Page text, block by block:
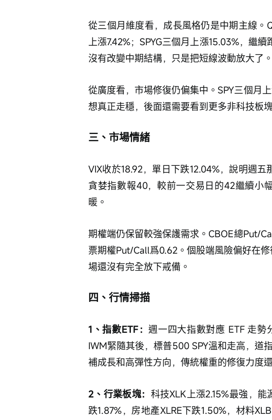
從三個月維度看，成長風格仍是中期主線。
上漲7.42%；SPYG三個月上漲15.03%，繼
沒有改變中期結構，只是把短線波動放大了。
從廣度看，市場修復仍偏集中。SPY三個月
想真正走穩，後面還需要看到更多非科技板
三、市場情緒
VIX收於18.92，單日下跌12.04%，說明週
貪婪指數報40，較前一交易日的42繼續小
暖。
期權端仍保留較強保護需求。CBOE總Put/
票期權Put/Call爲0.62。個股端風險偏好在
場還沒有完全放下戒備。
四、行情掃描
1、指數ETF：週一四大指數對應 ETF 走勢
IWM緊隨其後，標普500 SPY溫和走高，道
補成長和高彈性方向，傳統權重的修復力度
2、行業板塊： 科技XLK上漲2.15%最強，能
跌1.87%，房地產XLRE下跌1.50%，材料